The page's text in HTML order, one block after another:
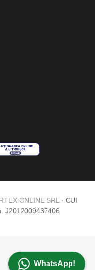
WhatsApp!
ONLINE SRL · CUI
J2012009437406